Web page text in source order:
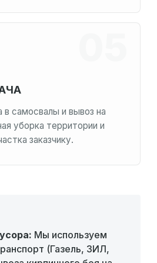
в самосвалы и вывоз на
уборка территории и
заказчику.
Мы используем
(Газель, ЗИЛ,